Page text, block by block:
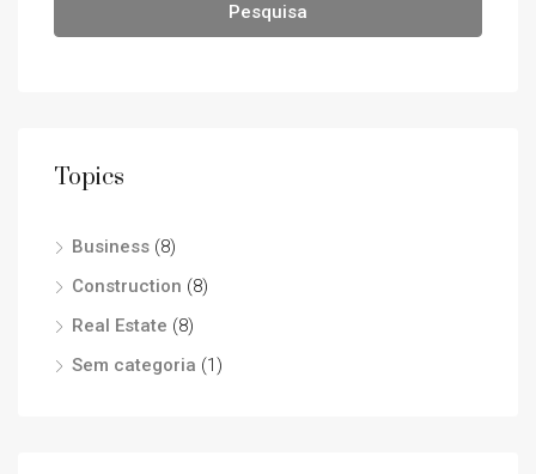
Pesquisa
Topics
Business (8)
Construction (8)
Real Estate (8)
Sem categoria (1)